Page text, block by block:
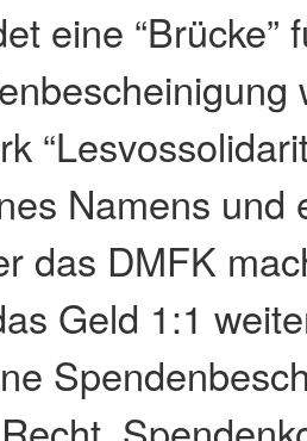
eine “Brücke”
Namens und
das DMFK
Geld 1:1